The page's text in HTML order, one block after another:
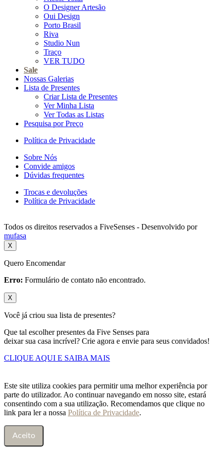
O Designer Artesão
Oui Design
Porto Brasil
Riva
Studio Nun
Traço
VER TUDO
Sale
Nossas Galerias
Lista de Presentes
Criar Lista de Presentes
Ver Minha Lista
Ver Todas as Listas
Pesquisa por Preço
Política de Privacidade
Sobre Nós
Convide amigos
Dúvidas frequentes
Trocas e devoluções
Política de Privacidade
Todos os direitos reservados a FiveSenses - Desenvolvido por
mufasa
X
Quero Encomendar
Erro: Formulário de contato não encontrado.
X
Você já criou sua lista de presentes?
Que tal escolher presentes da Five Senses para
deixar sua casa incrível? Crie agora e envie para seus convidados!
CLIQUE AQUI E SAIBA MAIS
Este site utiliza cookies para permitir uma melhor experiência por
parte do utilizador. Ao continuar navegando em nosso site, estará
consentindo com a sua utilização. Recomendamos que clique no
link para ler a nossa Política de Privacidade.
Aceito